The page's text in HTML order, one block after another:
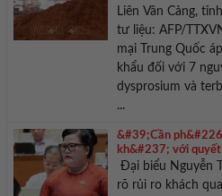
Liên Vân Cảng,
tư liệu: AFP/
mại Trung Quốc
khẩu đối với 7
dysprosium và
...
&#39;Cần
kh&#237; với
Đại biểu Nguyễn
rõ rủi ro khách